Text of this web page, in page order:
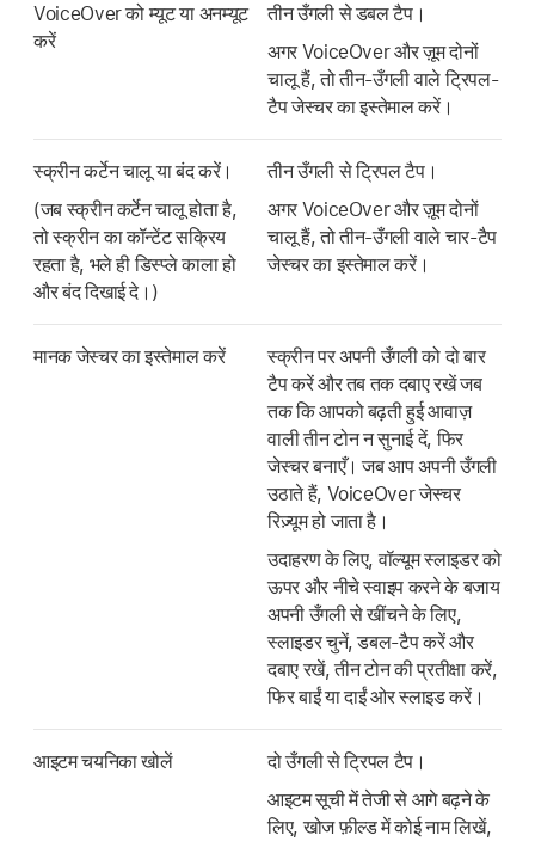
VoiceOver को म्यूट या अनम्यूट
करें
तीन उँगली से डबल टैप।
अगर VoiceOver और ज़ूम दोनों
चालू हैं, तो तीन-उँगली वाले ट्रिपल-
टैप जेस्चर का इस्तेमाल करें।
स्क्रीन कर्टेन चालू या बंद करें।
(जब स्क्रीन कर्टेन चालू होता है,
तो स्क्रीन का कॉन्टेंट सक्रिय
रहता है, भले ही डिस्प्ले काला हो
और बंद दिखाई दे।)
तीन उँगली से ट्रिपल टैप।
अगर VoiceOver और ज़ूम दोनों
चालू हैं, तो तीन-उँगली वाले चार-टैप
जेस्चर का इस्तेमाल करें।
मानक जेस्चर का इस्तेमाल करें
स्क्रीन पर अपनी उँगली को दो बार
टैप करें और तब तक दबाए रखें जब
तक कि आपको बढ़ती हुई आवाज़
वाली तीन टोन न सुनाई दें, फिर
जेस्चर बनाएँ। जब आप अपनी उँगली
उठाते हैं, VoiceOver जेस्चर
रिज़्यूम हो जाता है।
उदाहरण के लिए, वॉल्यूम स्लाइडर को
ऊपर और नीचे स्वाइप करने के बजाय
अपनी उँगली से खींचने के लिए,
स्लाइडर चुनें, डबल-टैप करें और
दबाए रखें, तीन टोन की प्रतीक्षा करें,
फिर बाईं या दाईं ओर स्लाइड करें।
आइटम चयनिका खोलें
दो उँगली से ट्रिपल टैप।
आइटम सूची में तेजी से आगे बढ़ने के
लिए, खोज फ़ील्ड में कोई नाम लिखें,